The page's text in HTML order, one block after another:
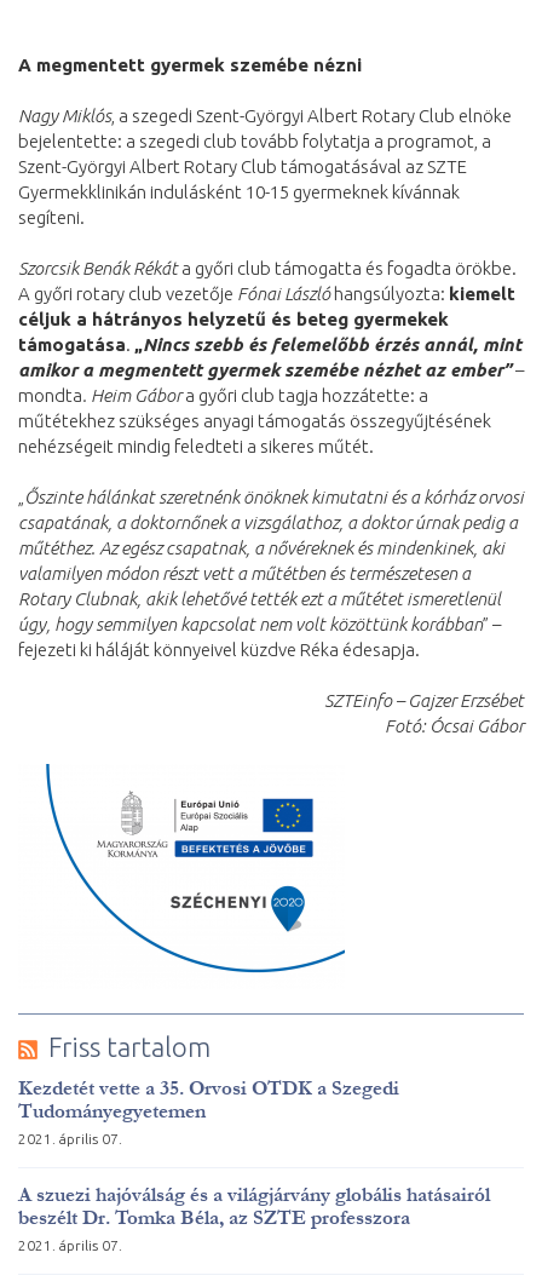
A megmentett gyermek szemébe nézni
Nagy Miklós, a szegedi Szent-Györgyi Albert Rotary Club elnöke
bejelentette: a szegedi club tovább folytatja a programot, a
Szent-Györgyi Albert Rotary Club támogatásával az SZTE
Gyermekklinikán indulásként 10-15 gyermeknek kívánnak
segíteni.
Szorcsik Benák Rékáta győri club támogatta és fogadta örökbe.
A győri rotary club vezetője Fónai Lászlóhangsúlyozta: kiemelt
céljuk a hátrányos helyzetű és beteg gyermekek
támogatása. „Nincs szebb és felemelőbb érzés annál, mint
amikor a megmentett gyermek szemébe nézhet az ember”–
mondta. Heim Gábora győri club tagja hozzátette: a
műtétekhez szükséges anyagi támogatás összegyűjtésének
nehézségeit mindig feledteti a sikeres műtét.
Őszinte hálánkat szeretnénk önöknek kimutatni és a kórház orvosi
csapatának, a doktornőnek a vizsgálathoz, a doktor úrnak pedig a
műtéthez. Az egész csapatnak, a nővéreknek és mindenkinek, aki
valamilyen módon részt vett a műtétben és természetesen a
Rotary Clubnak, akik lehetővé tették ezt a műtétet ismeretlenül
úgy, hogy semmilyen kapcsolat nem volt közöttünk korábban” –
fejezeti ki háláját könnyeivel küzdve Réka édesapja.
SZTEinfo – Gajzer Erzsébet
Fotó: Ócsai Gábor
Friss tartalom
Kezdetét vette a 35. Orvosi OTDK a Szegedi
Tudományegyetemen
2021. április 07.
A szuezi hajóválság és a világjárvány globális hatásairól
beszélt Dr. Tomka Béla, az SZTE professzora
2021. április 07.